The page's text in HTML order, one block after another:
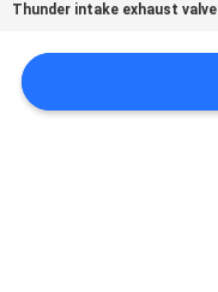
Thunder intake exhaust valve